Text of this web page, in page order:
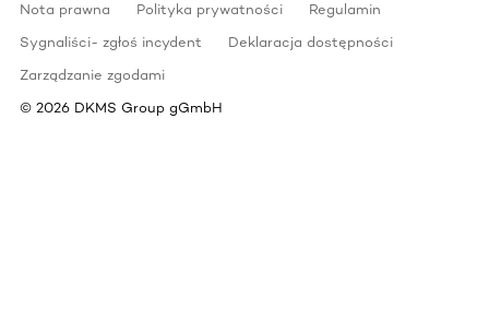
Nota prawna Polityka prywatności
Regulamin
Sygnaliści- zgłoś incydent
Deklaracja dostępności
Zarządzanie zgodami
© 2026 DKMS Group gGmbH